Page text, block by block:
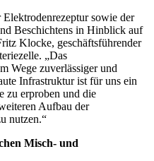
sowie der
Beschichtens in Hinblick auf
Klocke, geschäftsführender
„Das
Wege zuverlässiger und
Infrastruktur ist für uns ein
zu erproben und die
Aufbau der
nutzen.“
Misch- und